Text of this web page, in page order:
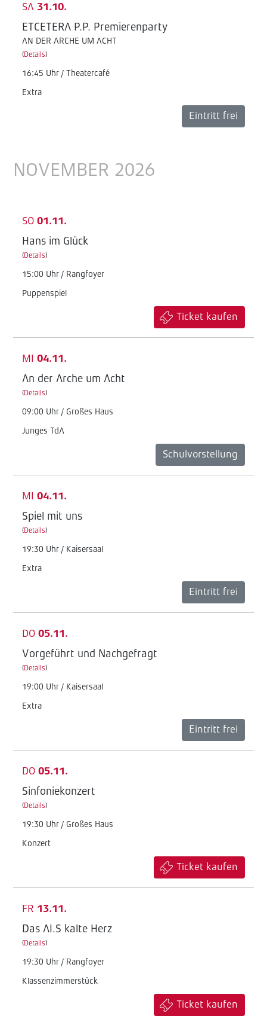
SA 31.10.
ETCETERA P.P. Premierenparty
AN DER ARCHE UM ACHT
(Details)
16:45 Uhr / Theatercafé
Extra
Eintritt frei
NOVEMBER 2026
SO 01.11.
Hans im Glück
(Details)
15:00 Uhr / Rangfoyer
Puppenspiel
Ticket kaufen
MI 04.11.
An der Arche um Acht
(Details)
09:00 Uhr / Großes Haus
Junges TdA
Schulvorstellung
MI 04.11.
Spiel mit uns
(Details)
19:30 Uhr / Kaisersaal
Extra
Eintritt frei
DO 05.11.
Vorgeführt und Nachgefragt
(Details)
19:00 Uhr / Kaisersaal
Extra
Eintritt frei
DO 05.11.
Sinfoniekonzert
(Details)
19:30 Uhr / Großes Haus
Konzert
Ticket kaufen
FR 13.11.
Das AI.S kalte Herz
(Details)
19:30 Uhr / Rangfoyer
Klassenzimmerstück
Ticket kaufen